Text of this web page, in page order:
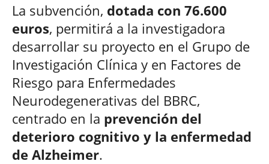
La subvención, dotada con 76.600
euros, permitirá a la investigadora
desarrollar su proyecto en el Grupo de
Investigación Clínica y en Factores de
Riesgo para Enfermedades
Neurodegenerativas del BBRC,
centrado en la prevención del
deterioro cognitivo y la enfermedad
de Alzheimer.